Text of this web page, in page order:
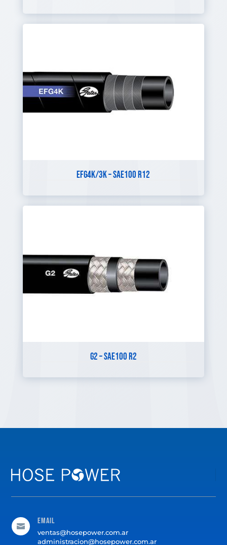
EFG4K/3K – SAE100 R12
G2 – SAE100 R2

Email
ventas@hosepower.com.ar
administracion@hosepower.com.ar